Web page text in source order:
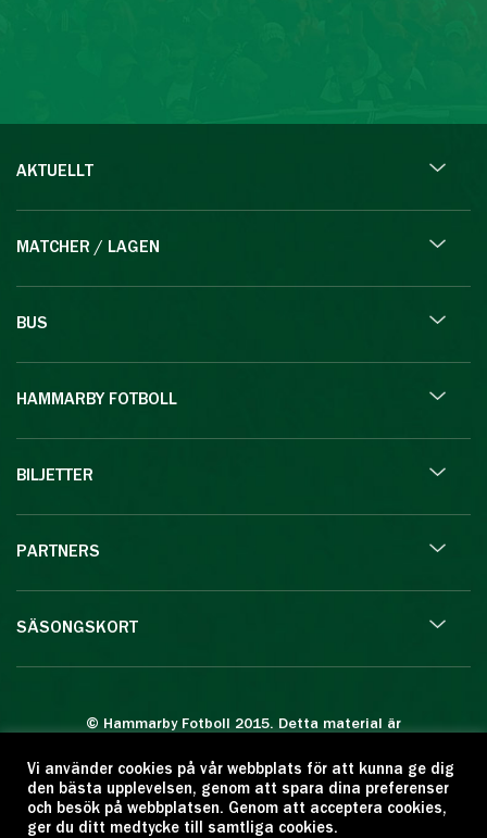
AKTUELLT
MATCHER / LAGEN
BUS
HAMMARBY FOTBOLL
BILJETTER
PARTNERS
SÄSONGSKORT
© Hammarby Fotboll 2015. Detta material är
Eftertryck eller annan kopiering är förbjuden.
Citera oss gärna men ange källan:
www.hammarbyfotboll.se. Ansvarig utgivare:
Vi använder cookies på vår webbplats för att kunna ge dig
den bästa upplevelsen, genom att spara dina preferenser
och besök på webbplatsen. Genom att acceptera cookies,
ger du ditt medtycke till samtliga cookies.